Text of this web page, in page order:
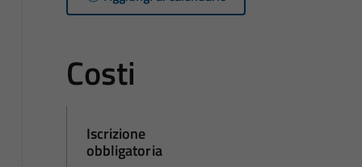
Costi
Iscrizione
obbligatoria